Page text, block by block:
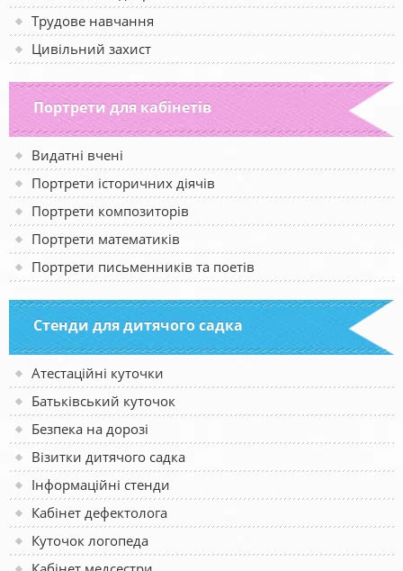
Трудове навчання
Цивільний захист
Портрети для кабінетів
Видатні вчені
Портрети історичних діячів
Портрети композиторів
Портрети математиків
Портрети письменників та поетів
Стенди для дитячого садка
Атестаційні куточки
Батьківський куточок
Безпека на дорозі
Візитки дитячого садка
Інформаційні стенди
Кабінет дефектолога
Куточок логопеда